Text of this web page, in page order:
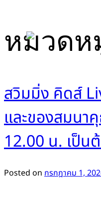
content
หมวดห
สวิมมิ่ง คิดส์
และของสมนา
12.00 น. เป็น
Posted on กรกฎาคม 1,